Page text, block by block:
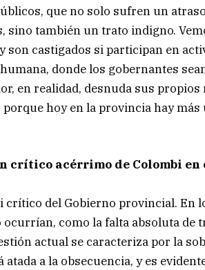
que no solo sufren un
sino también un trato indigno.
son castigados si participan en
donde los gobernantes
en realidad, desnuda sus
hoy en la provincia hay
crítico acérrimo de Colombi en
crítico del Gobierno provincial. En
ocurrían, como la falta absoluta
actual se caracteriza por la
atada a la obsecuencia, y es